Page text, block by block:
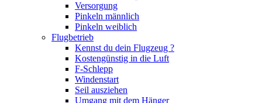
Versorgung
Pinkeln männlich
Pinkeln weiblich
Flugbetrieb
Kennst du dein Flugzeug ?
Kostengünstig in die Luft
F-Schlepp
Windenstart
Seil ausziehen
Umgang mit dem Hänger